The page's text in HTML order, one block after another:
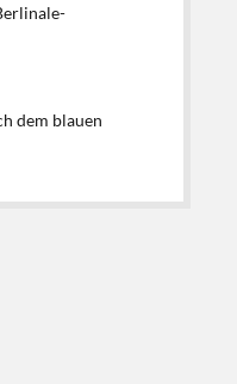
dem blauen